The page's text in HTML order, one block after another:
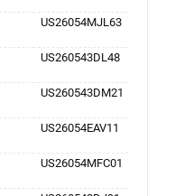
US26054MJL63
US260543DL48
US260543DM21
US26054EAV11
US26054MFC01